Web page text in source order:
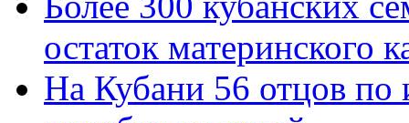
остаток материнского
На Кубани 56 отцов по